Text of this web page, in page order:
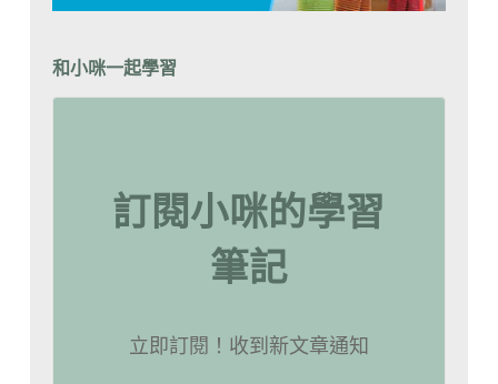
和小咪一起學習
訂閱小咪的學習
筆記
立即訂閱！收到新文章通知